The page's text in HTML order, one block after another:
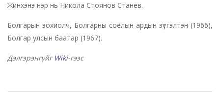
Жинхэнэ нэр нь Никола Стоянов Станев.
Болгарын зохиолч, Болгарны соёлын ардын зүтгэлтэн (1966),
Болгар улсын баатар (1967).
Дэлгэрэнгүйг Wiki-гээс